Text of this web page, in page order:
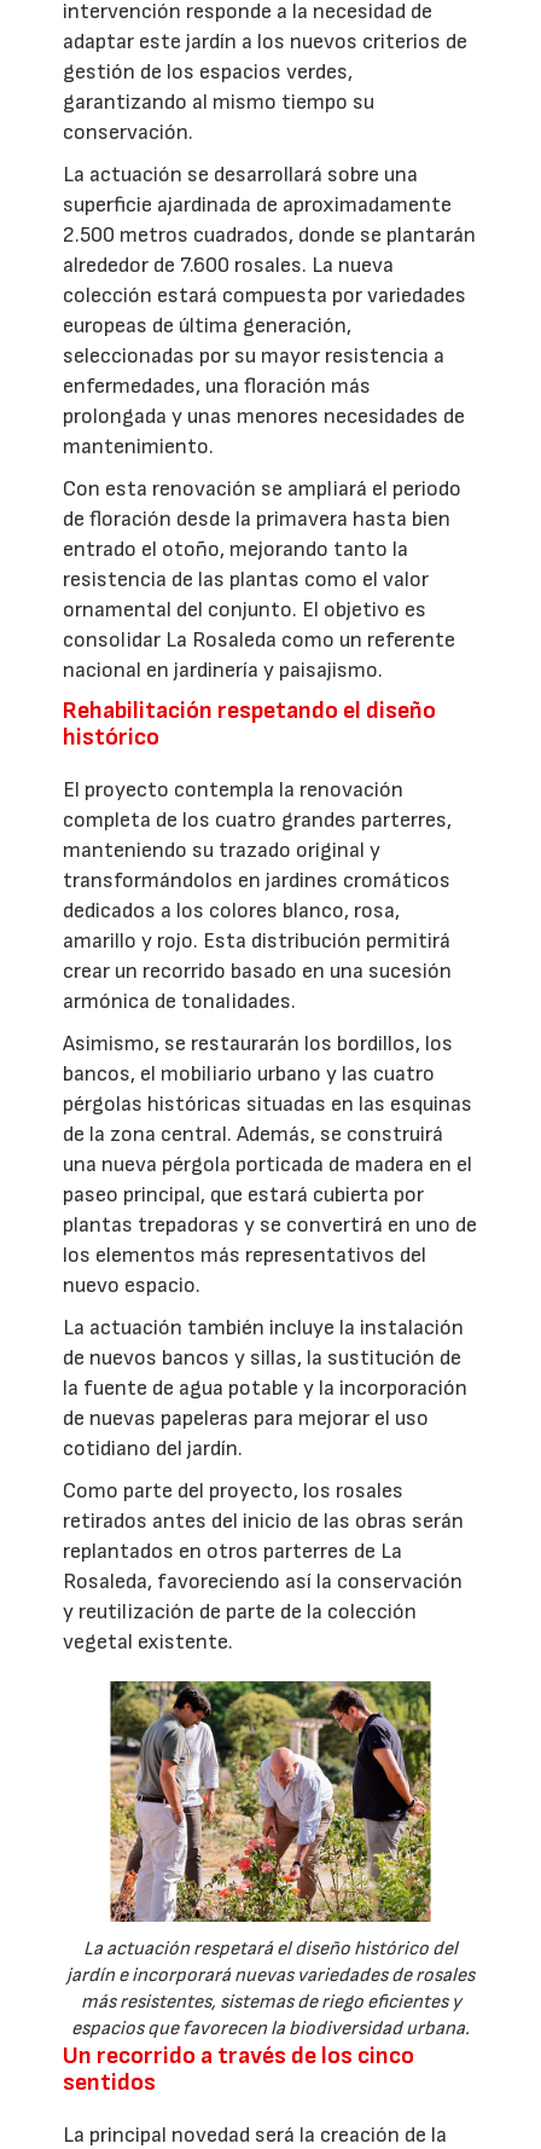
intervención responde a la necesidad de
adaptar este jardín a los nuevos criterios de
gestión de los espacios verdes,
garantizando al mismo tiempo su
conservación.
La actuación se desarrollará sobre una
superficie ajardinada de aproximadamente
2.500 metros cuadrados, donde se plantarán
alrededor de 7.600 rosales. La nueva
colección estará compuesta por variedades
europeas de última generación,
seleccionadas por su mayor resistencia a
enfermedades, una floración más
prolongada y unas menores necesidades de
mantenimiento.
Con esta renovación se ampliará el periodo
de floración desde la primavera hasta bien
entrado el otoño, mejorando tanto la
resistencia de las plantas como el valor
ornamental del conjunto. El objetivo es
consolidar La Rosaleda como un referente
nacional en jardinería y paisajismo.
Rehabilitación respetando el diseño
histórico
El proyecto contempla la renovación
completa de los cuatro grandes parterres,
manteniendo su trazado original y
transformándolos en jardines cromáticos
dedicados a los colores blanco, rosa,
amarillo y rojo. Esta distribución permitirá
crear un recorrido basado en una sucesión
armónica de tonalidades.
Asimismo, se restaurarán los bordillos, los
bancos, el mobiliario urbano y las cuatro
pérgolas históricas situadas en las esquinas
de la zona central. Además, se construirá
una nueva pérgola porticada de madera en el
paseo principal, que estará cubierta por
plantas trepadoras y se convertirá en uno de
los elementos más representativos del
nuevo espacio.
La actuación también incluye la instalación
de nuevos bancos y sillas, la sustitución de
la fuente de agua potable y la incorporación
de nuevas papeleras para mejorar el uso
cotidiano del jardín.
Como parte del proyecto, los rosales
retirados antes del inicio de las obras serán
replantados en otros parterres de La
Rosaleda, favoreciendo así la conservación
y reutilización de parte de la colección
vegetal existente.
La actuación respetará el diseño histórico del
jardín e incorporará nuevas variedades de rosales
más resistentes, sistemas de riego eficientes y
espacios que favorecen la biodiversidad urbana.
Un recorrido a través de los cinco
sentidos
La principal novedad será la creación de la